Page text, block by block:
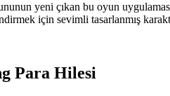
yeni çıkan bu oyun
için sevimli tasarlanmış
Para Hilesi